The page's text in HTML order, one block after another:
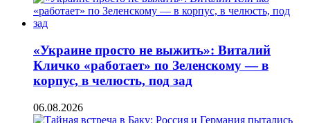
«Украине просто не выжить»: Виталий
Кличко «работает» по Зеленскому — в
корпус, в челюсть, под зад
06.08.2026